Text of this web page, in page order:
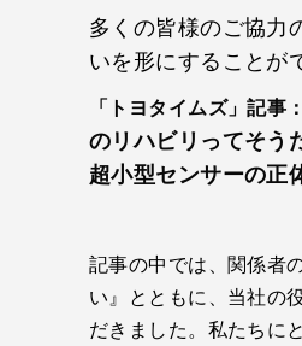
多くの皆様のご協力
いを形にすることが
「トヨタイムズ」記事：
のリハビリってそう
超小型センサーの正
記事の中では、関係者
い』とともに、当社の
だきました。私たちに